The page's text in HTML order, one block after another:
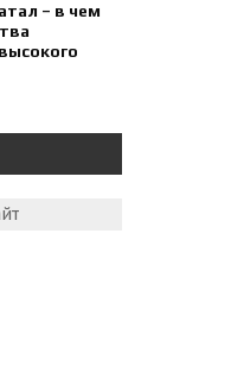
– в чем